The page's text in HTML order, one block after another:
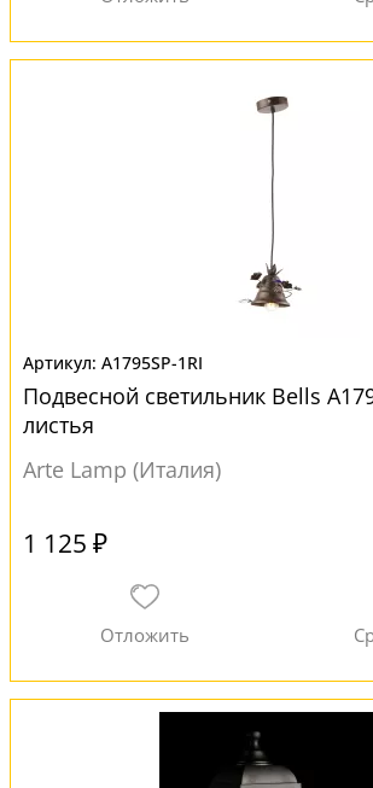
A1795SP-1RI
Подвесной светильник Bells
листья
Arte Lamp (Италия)
1 125 ₽